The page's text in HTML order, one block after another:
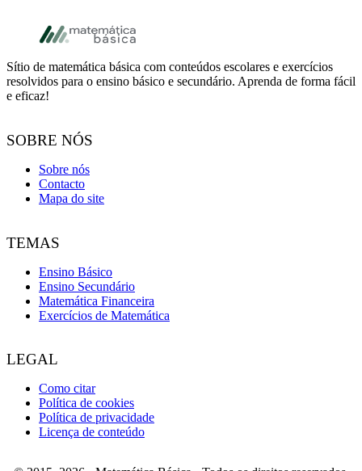
Footer
Sítio de matemática básica com conteúdos escolares e exercícios
resolvidos para o ensino básico e secundário. Aprenda de forma fácil
e eficaz!
SOBRE NÓS
Sobre nós
Contacto
Mapa do site
TEMAS
Ensino Básico
Ensino Secundário
Matemática Financeira
Exercícios de Matemática
LEGAL
Como citar
Política de cookies
Política de privacidade
Licença de conteúdo